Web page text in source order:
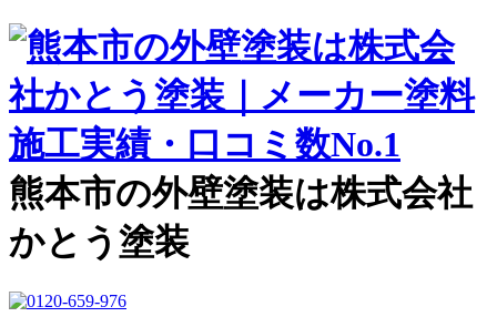
熊本市の外壁塗装は株式会社
かとう塗装